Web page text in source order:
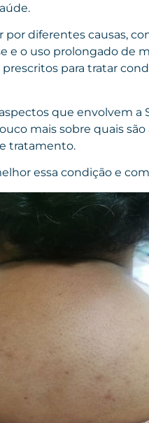
por diferentes causas,
e o uso prolongado de
para tratar
que envolvem a
mais sobre quais são
tratamento.
essa condição e